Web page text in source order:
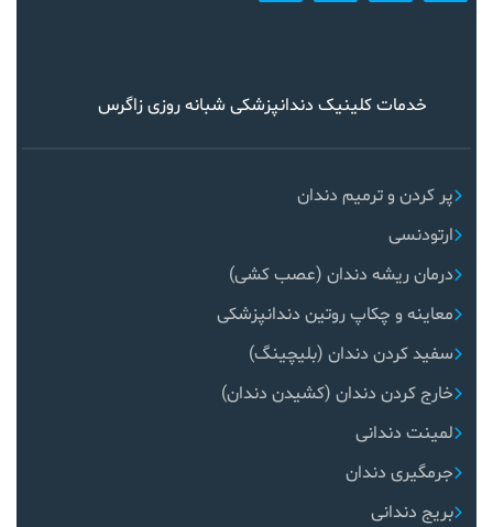
خدمات کلینیک دندانپزشکی شبانه روزی زاگرس
پر کردن و ترمیم دندان
ارتودنسی
درمان ریشه دندان (عصب کشی)
معاینه و چکاپ روتین دندانپزشکی
سفید کردن دندان (بلیچینگ)
خارج کردن دندان (کشیدن دندان)
لمینت دندانی
جرمگیری دندان
بریج دندانی